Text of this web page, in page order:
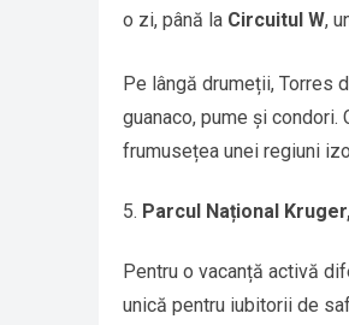
o zi, până la Circuitul W,
Pe lângă drumeții, Torres
guanaco, pume și
frumusețea unei regiuni
Parcul Național
Pentru o vacanță activă
unică pentru iubitorii de